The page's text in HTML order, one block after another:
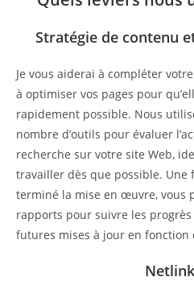
Stratégie de contenu
Je vous aiderai à compléter
à optimiser vos pages pour
rapidement possible. Nous
nombre d’outils pour évaluer
recherche sur votre site Web,
travailler dès que possible. Une
terminé la mise en œuvre, vous
rapports pour suivre les
futures mises à jour en fonction